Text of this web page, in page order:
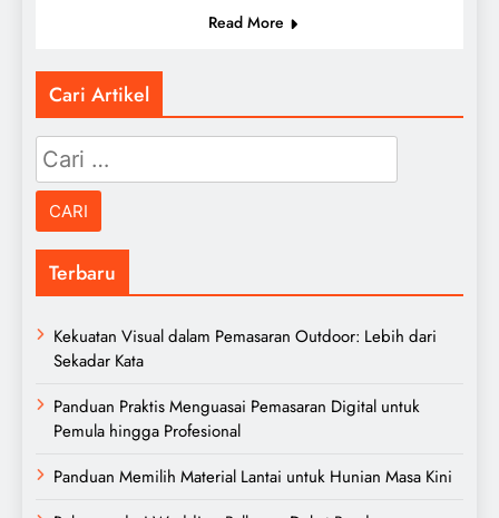
Read More
Cari Artikel
Cari
untuk:
Terbaru
Kekuatan Visual dalam Pemasaran Outdoor: Lebih dari
Sekadar Kata
Panduan Praktis Menguasai Pemasaran Digital untuk
Pemula hingga Profesional
Panduan Memilih Material Lantai untuk Hunian Masa Kini